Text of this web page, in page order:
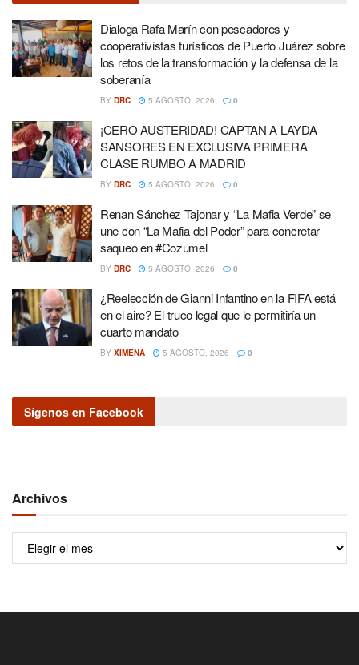
Dialoga Rafa Marín con pescadores y
cooperativistas turísticos de Puerto Juárez sobre
los retos de la transformación y la defensa de la
soberanía
BY DRC 5 AGOSTO, 2026 0
¡CERO AUSTERIDAD! CAPTAN A LAYDA
SANSORES EN EXCLUSIVA PRIMERA
CLASE RUMBO A MADRID
BY DRC 5 AGOSTO, 2026 0
Renan Sánchez Tajonar y “La Mafia Verde” se
une con “La Mafia del Poder” para concretar
saqueo en #Cozumel
BY DRC 5 AGOSTO, 2026 0
¿Reelección de Gianni Infantino en la FIFA está
en el aire? El truco legal que le permitiría un
cuarto mandato
BY XIMENA 5 AGOSTO, 2026 0
Sígenos en Facebook
Archivos